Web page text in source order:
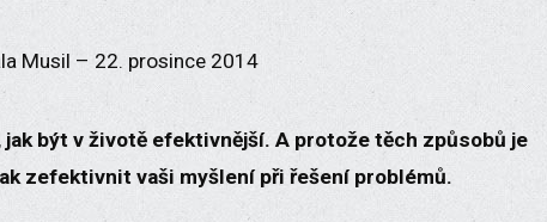
Musil – 22. prosince 2014
být v životě efektivnější. A protože těch způsobů je
zefektivnit vaši myšlení při řešení problémů.